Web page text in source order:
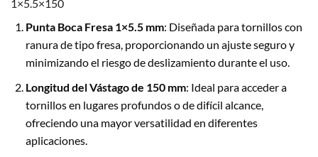
1×5.5×150
Punta Boca Fresa 1×5.5 mm: Diseñada para tornillos con
ranura de tipo fresa, proporcionando un ajuste seguro y
minimizando el riesgo de deslizamiento durante el uso.
Longitud del Vástago de 150 mm: Ideal para acceder a
tornillos en lugares profundos o de difícil alcance,
ofreciendo una mayor versatilidad en diferentes
aplicaciones.